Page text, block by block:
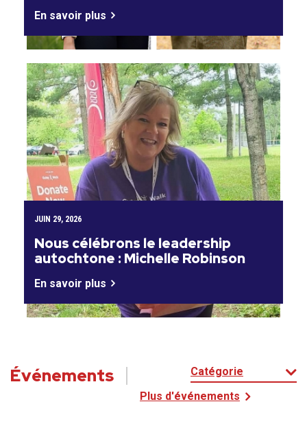
En savoir plus
JUIN 29, 2026
Nous célébrons le leadership
autochtone : Michelle Robinson
En savoir plus
Catégorie
Événements
Plus d'événements